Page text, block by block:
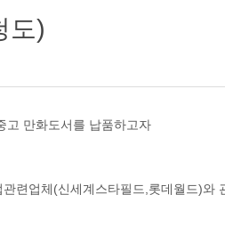
도)
고 만화도서를 납품하고자
련업체(신세계스타필드,롯데월드)와